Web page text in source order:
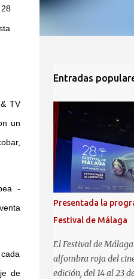
TV
un
-
de
Entradas
Presentada la
Festival de Málaga
El Festival de
alfombra roja del
edición, del 14 al 23